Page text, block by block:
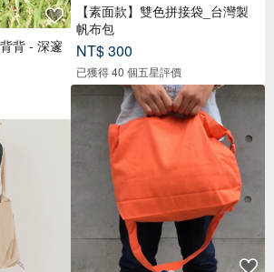
背 - 深邃
【素面款】雙色拼接袋_台灣製
帆布包
NT$ 300
已獲得 40 個五星評價